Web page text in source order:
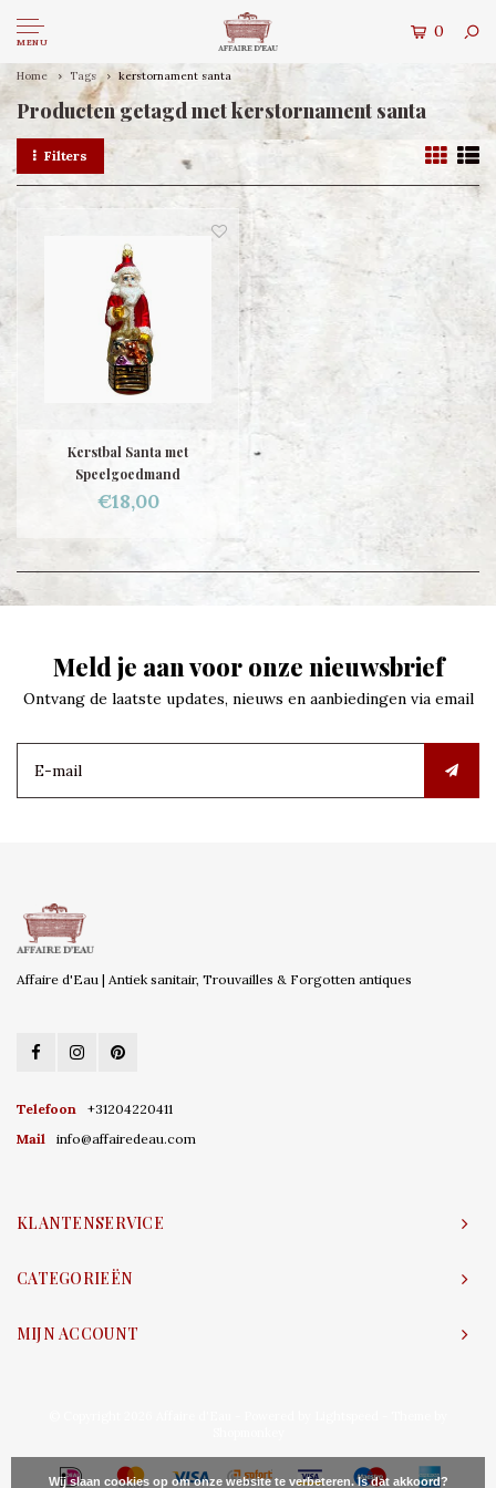
MENU
0
Home Tags kerstornament santa
Producten getagd met kerstornament santa
Filters
Kerstbal Santa met
Speelgoedmand
€18,00
Meld je aan voor onze nieuwsbrief
Ontvang de laatste updates, nieuws en aanbiedingen via email
Affaire d'Eau | Antiek sanitair, Trouvailles & Forgotten antiques
Telefoon
+31204220411
Mail
info@affairedeau.com
KLANTENSERVICE
CATEGORIEËN
MIJN ACCOUNT
Wij slaan cookies op om onze website te verbeteren. Is dat akkoord?